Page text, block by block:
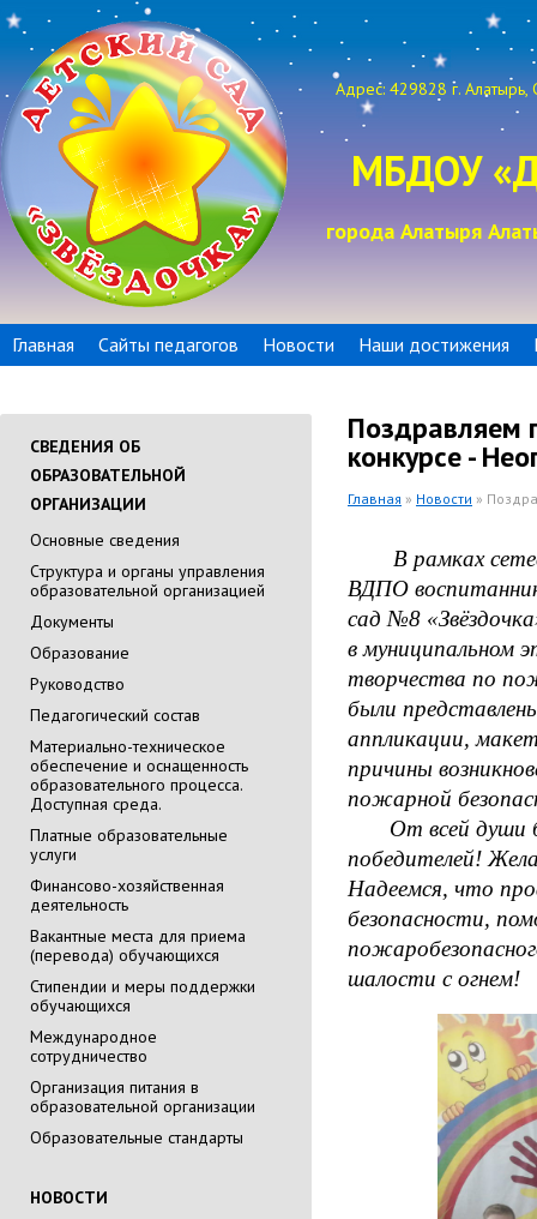
Адрес: 429828 г. Алатырь,
МБДОУ
города Алатыря
Главная Сайты педагогов Новости Наши достижения
СВЕДЕНИЯ ОБ
ОБРАЗОВАТЕЛЬНОЙ
ОРГАНИЗАЦИИ
Основные сведения
Cтруктура и органы управления
образовательной организацией
Документы
Образование
Руководство
Педагогический состав
Материально-техническое
обеспечение и оснащенность
образовательного процесса.
Доступная среда.
Платные образовательные
услуги
Финансово-хозяйственная
деятельность
Вакантные места для приема
(перевода) обучающихся
Стипендии и меры поддержки
обучающихся
Международное
сотрудничество
Организация питания в
образовательной организации
Образовательные стандарты
НОВОСТИ
Поздравляем
конкурсе -
Главная » Новости »
В рамках
ВДПО
сад №8
в муниципальном
творчества по
были
аппликации,
причины
пожарной
От всей души
победителей!
Надеемся, что
безопасности,
шалости с огнем!